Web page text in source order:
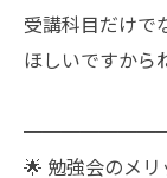
受講科目だけで
ほしいですから
🌟 勉強会のメリ